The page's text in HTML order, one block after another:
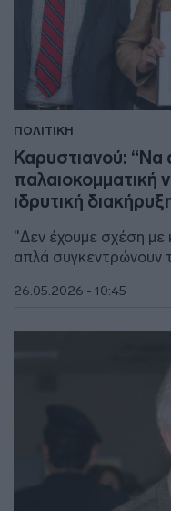
ΠΟΛΙΤΙΚΗ
Καρυστιανού:
παλαιοκομματική
ιδρυτική
"Δεν έχουμε σχέση με
απλά συγκεντρώνουν
26.05.2026 - 10:45